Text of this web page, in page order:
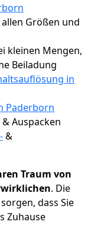
allen Größen und
kleinen Mengen,
Beiladung
in
Paderborn
Auspacken
&
Traum von
. Die
dass Sie
Zuhause